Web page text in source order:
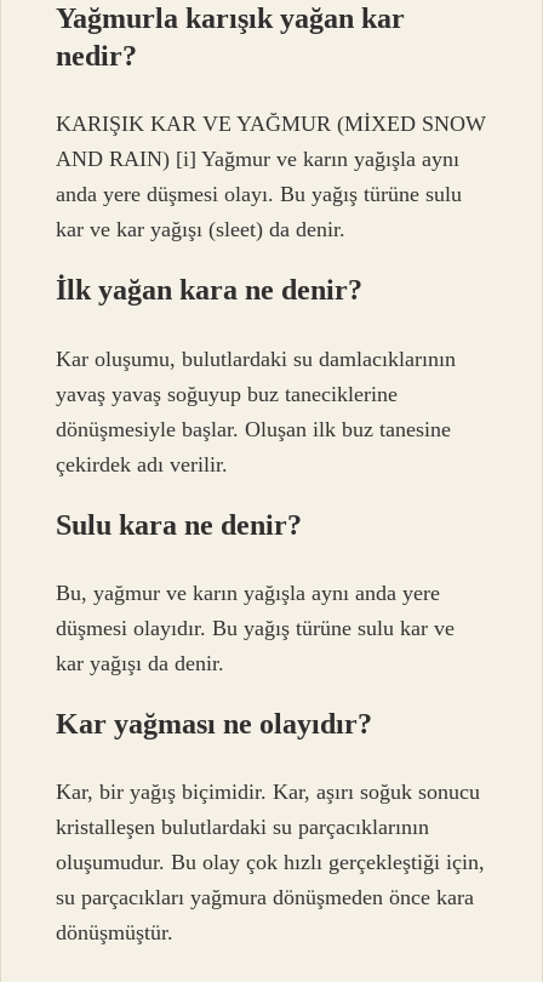
Yağmurla karışık yağan kar
nedir?
KARIŞIK KAR VE YAĞMUR (MİXED SNOW
AND RAIN) [i] Yağmur ve karın yağışla aynı
anda yere düşmesi olayı. Bu yağış türüne sulu
kar ve kar yağışı (sleet) da denir.
İlk yağan kara ne denir?
Kar oluşumu, bulutlardaki su damlacıklarının
yavaş yavaş soğuyup buz taneciklerine
dönüşmesiyle başlar. Oluşan ilk buz tanesine
çekirdek adı verilir.
Sulu kara ne denir?
Bu, yağmur ve karın yağışla aynı anda yere
düşmesi olayıdır. Bu yağış türüne sulu kar ve
kar yağışı da denir.
Kar yağması ne olayıdır?
Kar, bir yağış biçimidir. Kar, aşırı soğuk sonucu
kristalleşen bulutlardaki su parçacıklarının
oluşumudur. Bu olay çok hızlı gerçekleştiği için,
su parçacıkları yağmura dönüşmeden önce kara
dönüşmüştür.